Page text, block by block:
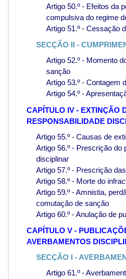
Artigo 50.º - Efeitos da
compulsiva do regime
Artigo 51.º - Cessação
SECÇÃO II -
Artigo 52.º - Momento
sanção
Artigo 53.º - Contagem
Artigo 54.º -
CAPÍTULO IV - EXTINÇÃO
RESPONSABILIDADE
Artigo 55.º - Causas de
Artigo 56.º - Prescrição do
disciplinar
Artigo 57.º - Prescrição
Artigo 58.º - Morte do
Artigo 59.º - Amnistia,
comutação de sanção
Artigo 60.º - Anulação de
CAPÍTULO V -
AVERBAMENTOS
SECÇÃO I -
Artigo 61.º -